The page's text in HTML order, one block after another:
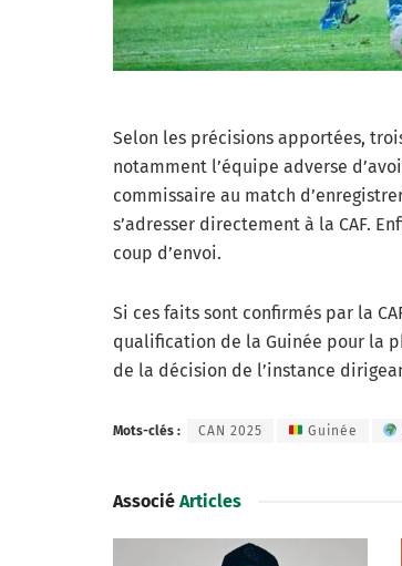
Selon les précisions apportées,
notamment l’équipe adverse
commissaire au match
s’adresser directement à la CAF.
coup d’envoi.
Si ces faits sont confirmés par la
qualification de la Guinée pour la
de la décision de l’instance
Mots-clés : CAN 2025 Guinée
Associé Articles